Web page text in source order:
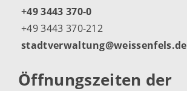
+49 3443 370-0
+49 3443 370-212
stadtverwaltung@weissenfels.de
Öffnungszeiten der